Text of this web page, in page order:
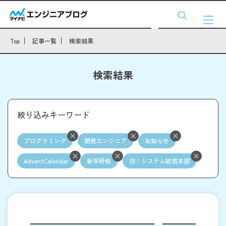
Top 記事一覧 検索結果
検索結果
絞り込みキーワード
プログラミング 開発エンジニア お知らせ
AdventCalendar 新卒研修 旧：システム統括本部